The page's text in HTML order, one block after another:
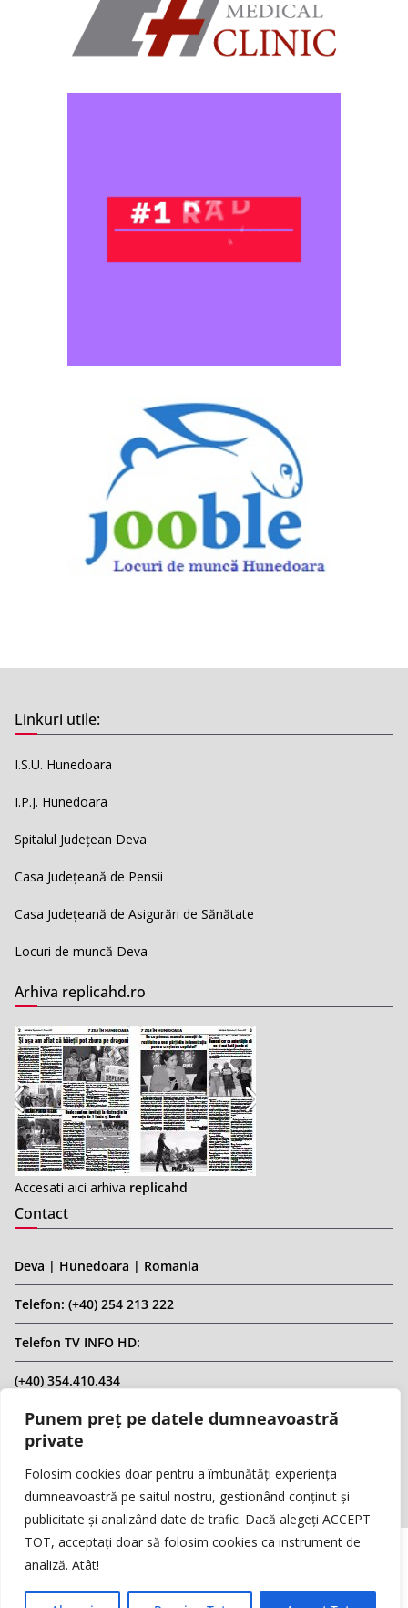
Punem preț pe datele dumneavoastră
private
Folosim cookies doar pentru a îmbunătăți experiența
dumneavoastră pe saitul nostru, gestionând conținut și
publicitate și analizând date de trafic. Dacă alegeți ACCEPT
TOT, acceptați doar să folosim cookies ca instrument de
analiză. Atât!
Linkuri utile:
I.S.U. Hunedoara
I.P.J. Hunedoara
Spitalul Județean Deva
Casa Județeană de Pensii
Casa Județeană de Asigurări de Sănătate
Locuri de muncă Deva
Arhiva replicahd.ro
Accesati aici arhiva replicahd
Contact
Deva | Hunedoara | Romania
Telefon: (+40) 254 213 222
Telefon TV INFO HD:
(+40) 354.410.434
Email: infohd20@gmail.com
Website: www.replicahd.ro